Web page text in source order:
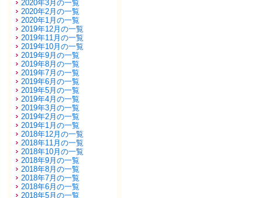
2020年3月の一覧
2020年2月の一覧
2020年1月の一覧
2019年12月の一覧
2019年11月の一覧
2019年10月の一覧
2019年9月の一覧
2019年8月の一覧
2019年7月の一覧
2019年6月の一覧
2019年5月の一覧
2019年4月の一覧
2019年3月の一覧
2019年2月の一覧
2019年1月の一覧
2018年12月の一覧
2018年11月の一覧
2018年10月の一覧
2018年9月の一覧
2018年8月の一覧
2018年7月の一覧
2018年6月の一覧
2018年5月の一覧